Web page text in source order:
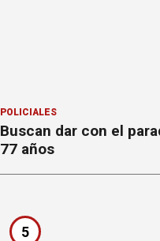
POLICIALES
Buscan dar con el
77 años
5